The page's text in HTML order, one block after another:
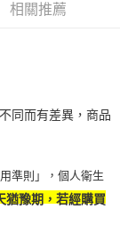
狀況，依本公司即
惡意使用之情形，
取法律行動。
相關推薦
同而有差異，商品
準則」，個人衛生
猶豫期，若經購買